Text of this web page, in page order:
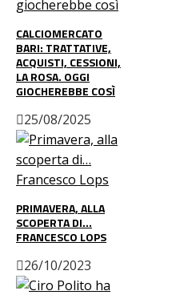
CALCIOMERCATO
BARI: TRATTATIVE,
ACQUISTI, CESSIONI,
LA ROSA. OGGI
GIOCHEREBBE COSÌ
25/08/2025
PRIMAVERA, ALLA
SCOPERTA DI…
FRANCESCO LOPS
26/10/2023